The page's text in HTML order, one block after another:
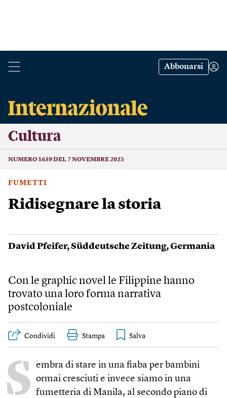
Abbonarsi
Cultura
NUMERO 1639 DEL 7 NOVEMBRE 2025
FUMETTI
Ridisegnare la storia
David Pfeifer,Süddeutsche Zeitung,Germania
Con le graphic novel le Filippine hanno
trovato una loro forma narrativa
postcoloniale
Condividi Stampa
S embra di stare in una fiaba per bambini
ormai cresciuti e invece siamo in una
fumetteria di Manila, al secondo piano di